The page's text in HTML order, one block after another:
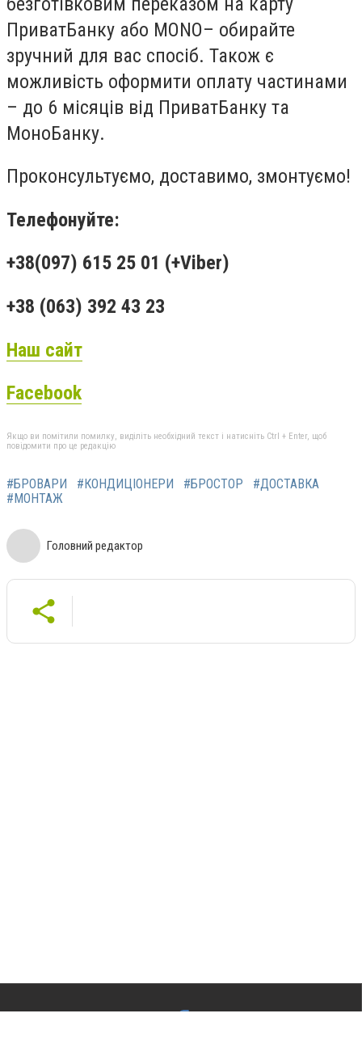
ПриватБанку або MONO– обирайте
зручний для вас спосіб. Також є
можливість оформити оплату частинами
– до 6 місяців від ПриватБанку та
МоноБанку.
Проконсультуємо, доставимо, змонтуємо!
Телефонуйте:
+38(097) 615 25 01 (+Viber)
+38 (063) 392 43 23
Наш сайт
Facebook
Якщо ви помітили помилку, виділіть необхідний текст і натисніть Ctrl + Enter, щоб
повідомити про це редакцію
#БРОВАРИ #КОНДИЦІОНЕРИ #БРОСТОР
#ДОСТАВКА
#МОНТАЖ
Головний редактор